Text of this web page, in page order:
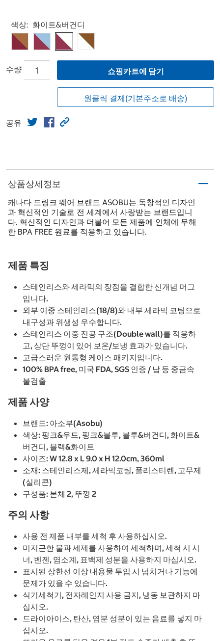
Select product
색상: 화이트&버건디
수량 쇼핑카트에 담기
원클릭 결제(기본주소로 배송)
공유
상품상세정보
캐나다 드링크 웨어 브랜드 ASOBU는 독창적인 디자인
과 혁신적인 기술로 전 세계에서 사랑받는 브랜드입니
다. 혁신적인 디자인과 더불어 모든 제품에 인체에 무해
한 BPA FREE 원료를 적용하고 있습니다.
제품 특징
스테인리스와 세라믹의 장점을 결합한 신개념 머그
입니다.
외부 이중 스테인리스(18/8)와 내부 세라믹 코팅으로
내구성과 위생성 우수합니다.
스테인리스 이중 진공 구조(Double wall)를 적용하
고, 상단 뚜껑이 있어 보온/보냉 효과가 있습니다.
고급스러운 원통형 케이스 패키지입니다.
100% BPA free, 미국 FDA, SGS 인증 / 납 등 중금속
불검출
제품 사양
브랜드: 아소부(Asobu)
색상: 핑크&우드, 핑크&블루, 블루&버건디, 화이트&
버건디, 블랙&화이트
사이즈: W 12.8 x L 9.0 x H 12.0cm, 360ml
소재: 스테인리스제, 세라믹코팅, 폴리스티렌, 고무제
(실리콘)
구성품: 본체 2, 뚜껑 2
주의 사항
사용 전 제품 내부를 세척 후 사용하십시오.
미지근한 물과 세제를 사용하여 세척하며, 세척 시 시
너, 벤젠, 염소계, 표백제 성분을 사용하지 마십시오.
표시된 상한선 이상 내용물 투입 시 넘치거나 기능에
문제가 있을 수 있습니다.
식기세척기, 전자레인지 사용 금지, 냉동 보관하지 마
십시오.
드라이아이스, 탄산, 염분 성분이 있는 음료를 넣지 마
십시오.